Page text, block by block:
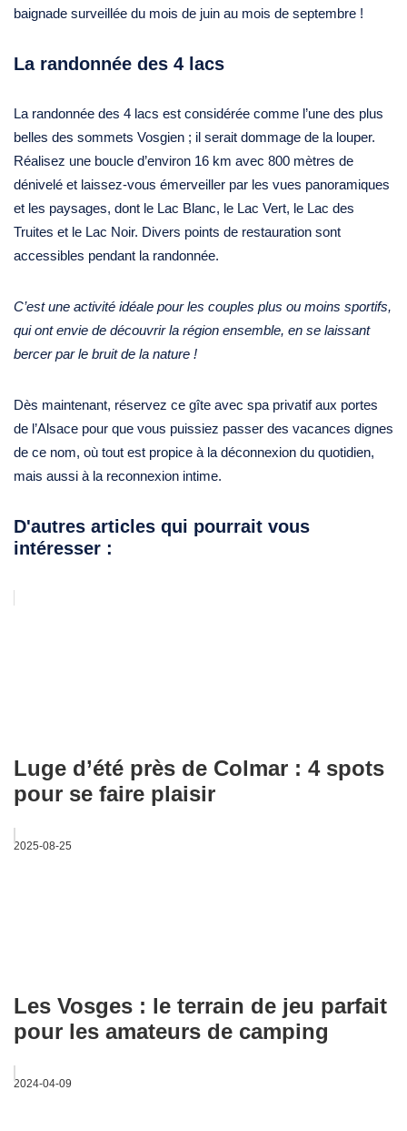
baignade surveillée du mois de juin au mois de septembre !
La randonnée des 4 lacs
La randonnée des 4 lacs est considérée comme l’une des plus
belles des sommets Vosgien ; il serait dommage de la louper.
Réalisez une boucle d’environ 16 km avec 800 mètres de
dénivelé et laissez-vous émerveiller par les vues panoramiques
et les paysages, dont le Lac Blanc, le Lac Vert, le Lac des
Truites et le Lac Noir. Divers points de restauration sont
accessibles pendant la randonnée.
C’est une activité idéale pour les couples plus ou moins sportifs,
qui ont envie de découvrir la région ensemble, en se laissant
bercer par le bruit de la nature !
Dès maintenant, réservez ce gîte avec spa privatif aux portes
de l’Alsace pour que vous puissiez passer des vacances dignes
de ce nom, où tout est propice à la déconnexion du quotidien,
mais aussi à la reconnexion intime.
D'autres articles qui pourrait vous
intéresser :
Luge d’été près de Colmar : 4 spots
pour se faire plaisir
2025-08-25
Les Vosges : le terrain de jeu parfait
pour les amateurs de camping
2024-04-09